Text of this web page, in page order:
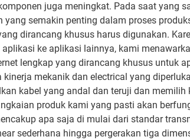
juga meningkat. Pada saat yang
yang semakin penting dalam proses
dirancang khusus harus digunakan.
aplikasi ke aplikasi lainnya, kami
lengkap yang dirancang khusus untuk
kinerja mekanik dan electrical yang
kabel yang andal dan teruji dan memilih
produk kami yang pasti akan
apa saja di mulai dari standar
sederhana hingga pergerakan tiga